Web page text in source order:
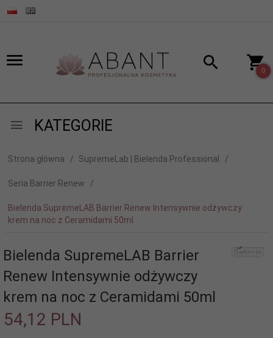
0
KATEGORIE
Strona główna SupremeLab | Bielenda Professional
Seria Barrier Renew
Bielenda SupremeLAB Barrier Renew Intensywnie odżywczy
krem na noc z Ceramidami 50ml
Bielenda SupremeLAB Barrier
Renew Intensywnie odżywczy
krem na noc z Ceramidami 50ml
54,12 PLN